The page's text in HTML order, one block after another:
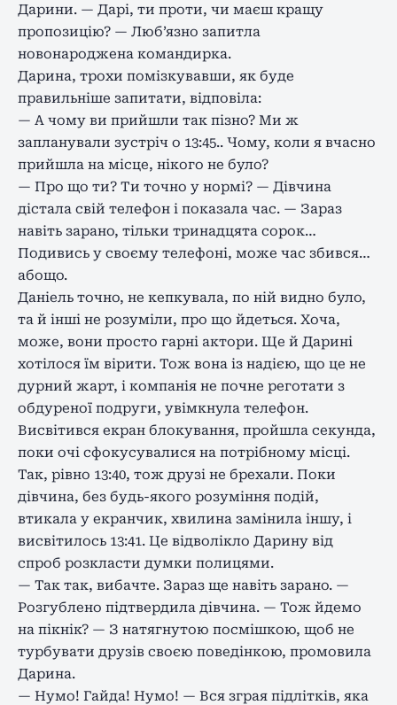
Дарини. — Дарі, ти проти, чи маєш кращу
пропозицію? — Люб’язно запитла
новонароджена командирка.
Дарина, трохи помізкувавши, як буде
правильніше запитати, відповіла:
— А чому ви прийшли так пізно? Ми ж
запланували зустріч о 13:45.. Чому, коли я вчасно
прийшла на місце, нікого не було?
— Про що ти? Ти точно у нормі? — Дівчина
дістала свій телефон і показала час. — Зараз
навіть зарано, тільки тринадцята сорок…
Подивись у своєму телефоні, може час збився…
абощо.
Даніель точно, не кепкувала, по ній видно було,
та й інші не розуміли, про що йдеться. Хоча,
може, вони просто гарні актори. Ще й Дарині
хотілося їм вірити. Тож вона із надією, що це не
дурний жарт, і компанія не почне реготати з
обдуреної подруги, увімкнула телефон.
Висвітився екран блокування, пройшла секунда,
поки очі сфокусувалися на потрібному місці.
Так, рівно 13:40, тож друзі не брехали. Поки
дівчина, без будь-якого розуміння подій,
втикала у екранчик, хвилина замінила іншу, і
висвітилось 13:41. Це відволікло Дарину від
спроб розкласти думки полицями.
— Так так, вибачте. Зараз ще навіть зарано. —
Розгублено підтвердила дівчина. — Тож йдемо
на пікнік? — З натягнутою посмішкою, щоб не
турбувати друзів своєю поведінкою, промовила
Дарина.
— Нумо! Гайда! Нумо! — Вся зграя підлітків, яка